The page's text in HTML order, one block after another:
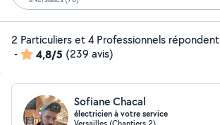
2 Particuliers et 4 Professionnels répondent
-
4,8/5 (239 avis)
Sofiane Chacal
électricien à votre service